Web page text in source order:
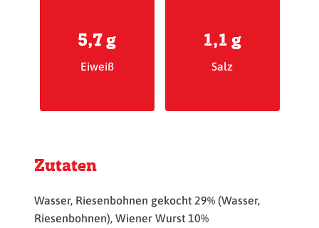
5,7 g
Eiweiß
1,1 g
Salz
Zutaten
Wasser, Riesenbohnen gekocht 29% (Wasser,
Riesenbohnen), Wiener Wurst 10%